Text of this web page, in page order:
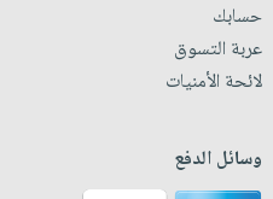
حسابك
عربة التسوق
لائحة الأمنيات
وسائل الدفع